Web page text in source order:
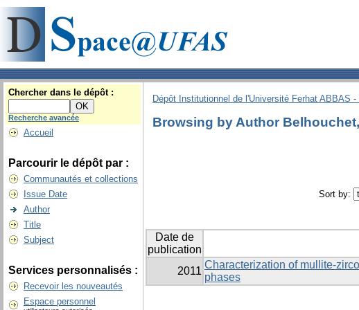
Chercher dans le dépôt :
Recherche avancée
Accueil
Parcourir le dépôt par :
Communautés et collections
Issue Date
Author
Title
Subject
Services personnalisés :
Recevoir les nouveautés
Espace personnel
Dépôt Institutionnel de l'Université Ferhat ABBAS
Browsing by Author
Sort by:
Date de
publication
2011
Characterization of mullite-
phases